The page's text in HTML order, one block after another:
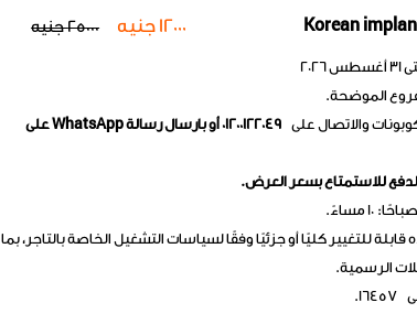
12000 جنيه 25000 جنيه
الموضحة.
والاتصال على
01200122049 أو بارسال رسالة WhatsApp على
للاستمتاع بسعر العرض.
للتغيير كليًا أو جزئيًا وفقًا لسياسات التشغيل الخاصة بالتاجر، بما
الرسمية.